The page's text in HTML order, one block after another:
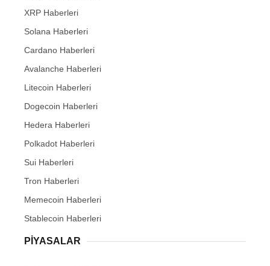
XRP Haberleri
Solana Haberleri
Cardano Haberleri
Avalanche Haberleri
Litecoin Haberleri
Dogecoin Haberleri
Hedera Haberleri
Polkadot Haberleri
Sui Haberleri
Tron Haberleri
Memecoin Haberleri
Stablecoin Haberleri
PIYASALAR